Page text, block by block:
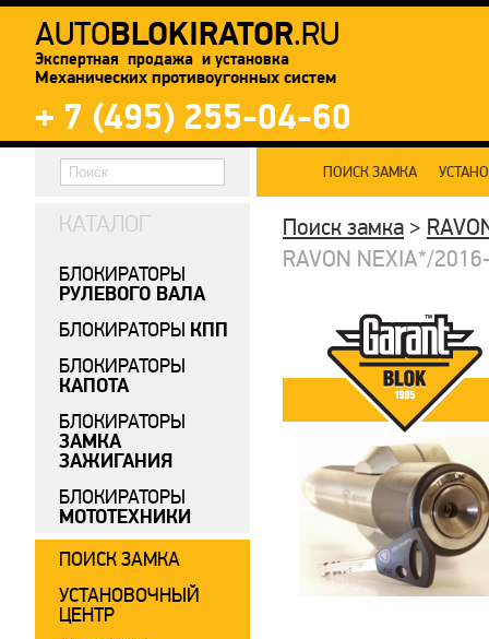
AUTOBLOKIRATOR.RU
Экспертная продажа и установка
Механических противоугонных систем
+ 7 (495) 255-04-60
ПОИСК ЗАМКА
Поиск замка >
RAVON NEXIA*/
КАТАЛОГ
БЛОКИРАТОРЫ
РУЛЕВОГО ВАЛА
БЛОКИРАТОРЫ КПП
БЛОКИРАТОРЫ
КАПОТА
БЛОКИРАТОРЫ
ЗАМКА
ЗАЖИГАНИЯ
БЛОКИРАТОРЫ
МОТОТЕХНИКИ
ПОИСК ЗАМКА
УСТАНОВОЧНЫЙ
ЦЕНТР